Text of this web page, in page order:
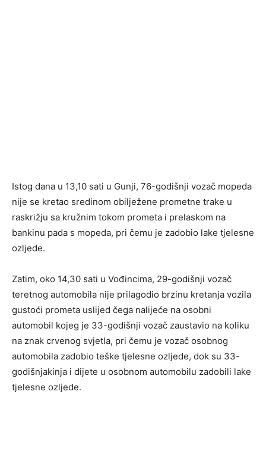
Istog dana u 13,10 sati u Gunji, 76-godišnji vozač mopeda
nije se kretao sredinom obilježene prometne trake u
raskrižju sa kružnim tokom prometa i prelaskom na
bankinu pada s mopeda, pri čemu je zadobio lake tjelesne
ozljede.
Zatim, oko 14,30 sati u Vođincima, 29-godišnji vozač
teretnog automobila nije prilagodio brzinu kretanja vozila
gustoći prometa uslijed čega nalijeće na osobni
automobil kojeg je 33-godišnji vozač zaustavio na koliku
na znak crvenog svjetla, pri čemu je vozač osobnog
automobila zadobio teške tjelesne ozljede, dok su 33-
godišnjakinja i dijete u osobnom automobilu zadobili lake
tjelesne ozljede.